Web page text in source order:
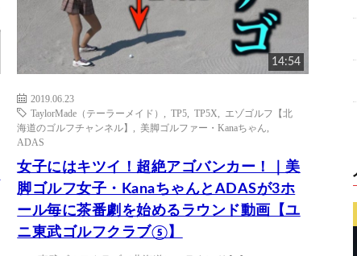
14:54
2019.06.23
TaylorMade（テーラーメイド）
,TP5 ,TP5X
エゾゴルフ【北
海道のゴルフチャンネル】
美脚ゴルファー・Kanaちゃん
ADAS
女子にはキツイ！超絶アゴバンカー！｜美
脚ゴルフ女子・KanaちゃんとADASが3ホ
ール毎に茶番劇を始めるラウンド動画【ユ
ニ東武ゴルフクラブ⑤】